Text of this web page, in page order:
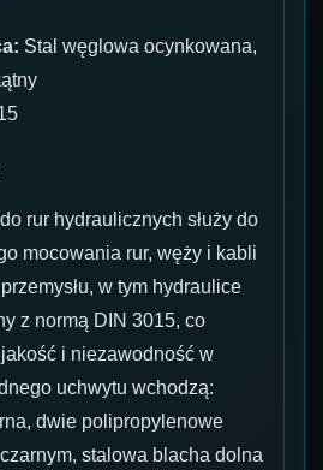
Stal węglowa ocynkowana,
rur hydraulicznych służy do
mocowania rur, węży i kabli
w tym hydraulice
z normą DIN 3015, co
i niezawodność w
uchwytu wchodzą:
dwie polipropylenowe
stalowa blacha dolna